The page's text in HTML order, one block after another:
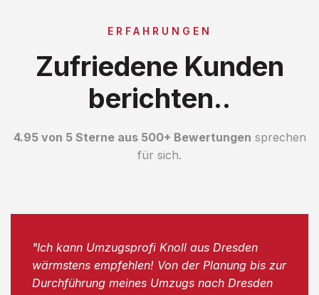
ERFAHRUNGEN
Zufriedene Kunden
berichten..
4.95 von 5 Sterne aus 500+ Bewertungen sprechen
für sich.
"Ich kann Umzugsprofi Knoll aus Dresden
wärmstens empfehlen! Von der Planung bis zur
Durchführung meines Umzugs nach Dresden